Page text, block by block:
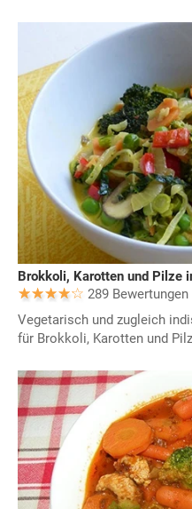
Brokkoli, Karotten und Pilze
289 Bewertungen
Vegetarisch und zugleich
für Brokkoli, Karotten und